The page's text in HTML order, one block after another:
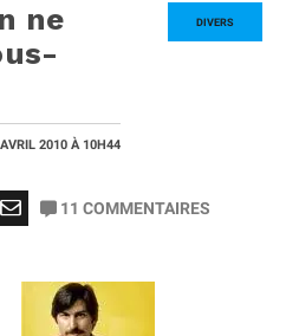
DIVERS
ne
2010 À 10H44
11 COMMENTAIRES